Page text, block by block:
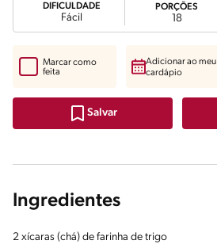
DIFICULDADE
Fácil
PORÇÕES
18
Salvar
Marcar como
feita
Adicionar ao meu
cardápio
Ingredientes
2 xícaras (chá) de farinha de trigo